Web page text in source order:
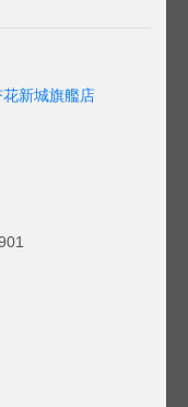
新城旗艦店